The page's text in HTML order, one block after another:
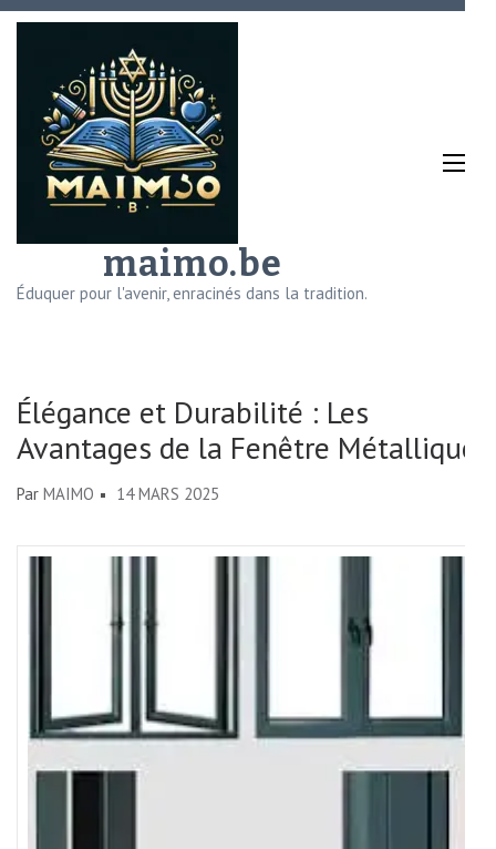
Aller
(Pressez
Entrée)
maimo.be
Éduquer pour l'avenir, enracinés dans la tradition.
Élégance et Durabilité : Les
Avantages de la Fenêtre Métallique
Par MAIMO 14 MARS 2025